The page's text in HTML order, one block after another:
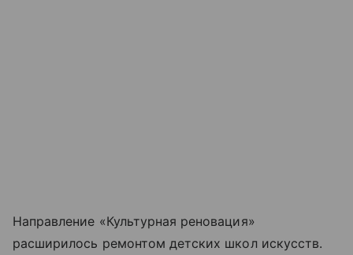
Направление «Культурная реновация»
расширилось ремонтом детских школ искусств.